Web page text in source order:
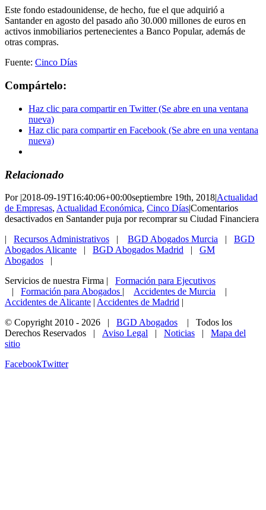
Este fondo estadounidense, de hecho, fue el que adquirió a
Santander en agosto del pasado año 30.000 millones de euros en
activos inmobiliarios pertenecientes a Banco Popular, además de
otras compras.
Fuente: Cinco Días
Compártelo:
Haz clic para compartir en Twitter (Se abre en una ventana
nueva)
Haz clic para compartir en Facebook (Se abre en una ventana
nueva)
Relacionado
Por |2018-09-19T16:40:06+00:00septiembre 19th, 2018|Actualidad
de Empresas, Actualidad Económica, Cinco Días|Comentarios
desactivados en Santander puja por recomprar su Ciudad Financiera
| Recursos Administrativos | BGD Abogados Murcia | BGD
Abogados Alicante | BGD Abogados Madrid | GM
Abogados |
Servicios de nuestra Firma | Formación para Ejecutivos
| Formación para Abogados | Accidentes de Murcia |
Accidentes de Alicante | Accidentes de Madrid |
© Copyright 2010 - 2026 | BGD Abogados | Todos los
Derechos Reservados | Aviso Legal | Noticias | Mapa del
sitio
FacebookTwitter